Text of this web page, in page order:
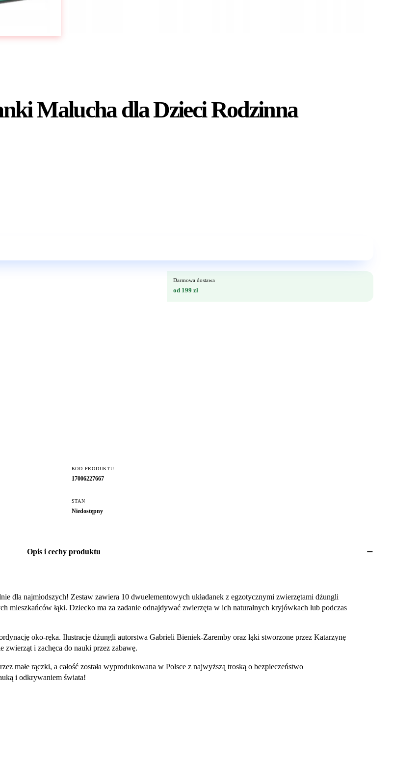
Malucha dla Dzieci Rodzinna
Darmowa dostawa
od 199 zł
KOD PRODUKTU
17006227667
STAN
Niedostępny
Opis i cechy produktu
dla najmłodszych! Zestaw zawiera 10 dwuelementowych układanek z egzotycznymi zwierzętami dżungli
mieszkańców łąki. Dziecko ma za zadanie odnajdywać zwierzęta w ich naturalnych kryjówkach lub podczas
oko-ręka. Ilustracje dżungli autorstwa Gabrieli Bieniek-Zaremby oraz łąki stworzone przez Katarzynę
zwierząt i zachęca do nauki przez zabawę.
małe rączki, a całość została wyprodukowana w Polsce z najwyższą troską o bezpieczeństwo
i odkrywaniem świata!